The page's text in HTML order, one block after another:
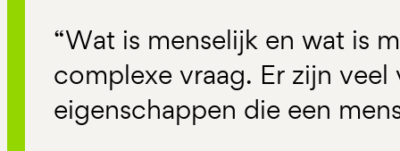
“Wat is menselijk en wat is
complexe vraag. Er zijn veel
eigenschappen die een